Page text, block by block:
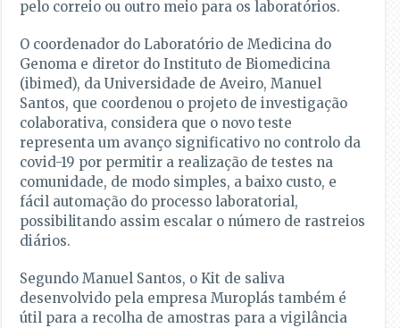
pelo correio ou outro meio para os laboratórios.
O coordenador do Laboratório de Medicina do
Genoma e diretor do Instituto de Biomedicina
(ibimed), da Universidade de Aveiro, Manuel
Santos, que coordenou o projeto de investigação
colaborativa, considera que o novo teste
representa um avanço significativo no controlo da
covid-19 por permitir a realização de testes na
comunidade, de modo simples, a baixo custo, e
fácil automação do processo laboratorial,
possibilitando assim escalar o número de rastreios
diários.
Segundo Manuel Santos, o Kit de saliva
desenvolvido pela empresa Muroplás também é
útil para a recolha de amostras para a vigilância